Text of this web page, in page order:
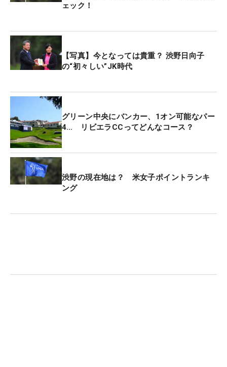
円）がかけられている。
ェック！
【写真】今となっては貴重？ 渋野日向子
の“初々しい”JK時代
グリーン中央にバンカー、1オン可能なパー
4… リビエラCCってどんなコース？
渋野の現在地は？ 米女子ポイントランキ
ング